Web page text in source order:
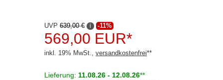
UVP 639,00 € i -11%
569,00 EUR*
inkl. 19% MwSt., versandkostenfrei**
Lieferung: 11.08.26 - 12.08.26**